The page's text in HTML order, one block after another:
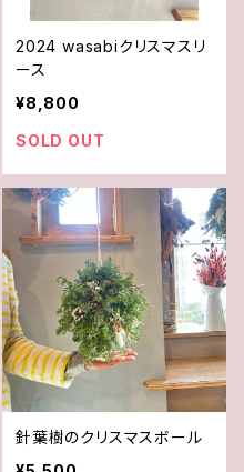
2024 wasabiクリスマスリ
ース
¥8,800
SOLD OUT
針葉樹のクリスマスボール